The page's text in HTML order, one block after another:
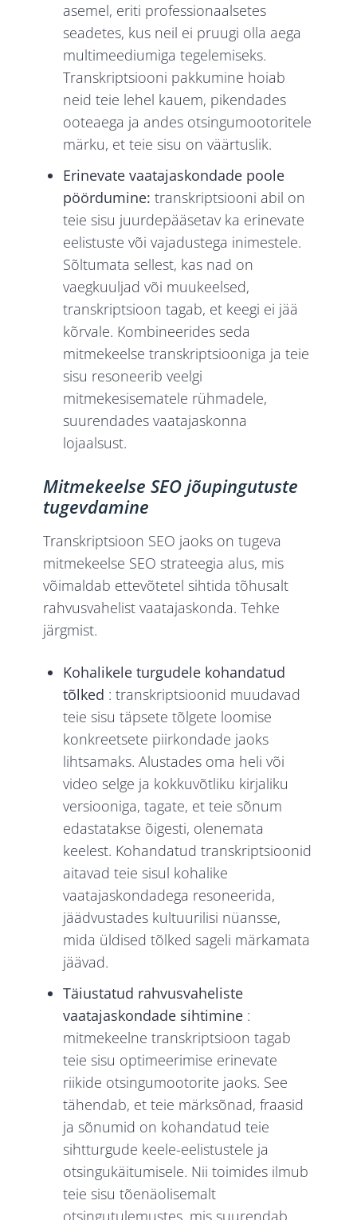
asemel, eriti professionaalsetes
seadetes, kus neil ei pruugi olla aega
multimeediumiga tegelemiseks.
Transkriptsiooni pakkumine hoiab
neid teie lehel kauem, pikendades
ooteaega ja andes otsingumootoritele
märku, et teie sisu on väärtuslik.
Erinevate vaatajaskondade poole
pöördumine: transkriptsiooni abil on
teie sisu juurdepääsetav ka erinevate
eelistuste või vajadustega inimestele.
Sõltumata sellest, kas nad on
vaegkuuljad või muukeelsed,
transkriptsioon tagab, et keegi ei jää
kõrvale. Kombineerides seda
mitmekeelse transkriptsiooniga ja teie
sisu resoneerib veelgi
mitmekesisematele rühmadele,
suurendades vaatajaskonna
lojaalsust.
Mitmekeelse SEO jõupingutuste
tugevdamine
Transkriptsioon SEO jaoks on tugeva
mitmekeelse SEO strateegia alus, mis
võimaldab ettevõtetel sihtida tõhusalt
rahvusvahelist vaatajaskonda. Tehke
järgmist.
Kohalikele turgudele kohandatud
tõlked : transkriptsioonid muudavad
teie sisu täpsete tõlgete loomise
konkreetsete piirkondade jaoks
lihtsamaks. Alustades oma heli või
video selge ja kokkuvõtliku kirjaliku
versiooniga, tagate, et teie sõnum
edastatakse õigesti, olenemata
keelest. Kohandatud transkriptsioonid
aitavad teie sisul kohalike
vaatajaskondadega resoneerida,
jäädvustades kultuurilisi nüansse,
mida üldised tõlked sageli märkamata
jäävad.
Täiustatud rahvusvaheliste
vaatajaskondade sihtimine :
mitmekeelne transkriptsioon tagab
teie sisu optimeerimise erinevate
riikide otsingumootorite jaoks. See
tähendab, et teie märksõnad, fraasid
ja sõnumid on kohandatud teie
sihtturgude keele-eelistustele ja
otsingukäitumisele. Nii toimides ilmub
teie sisu tõenäolisemalt
otsingutulemustes, mis suurendab